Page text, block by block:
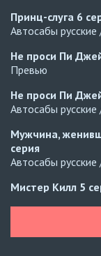
Принц-слуга 6
Автосабы русские
Не проси Пи
Превью
Не проси Пи
Автосабы русские
Мужчина,
серия
Автосабы русские
Мистер Килл 5
Украинские